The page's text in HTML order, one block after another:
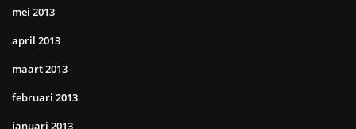
mei 2013
april 2013
maart 2013
februari 2013
januari 2013